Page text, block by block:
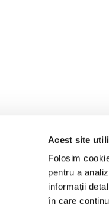
Acest site
Folosim
pentru a
informații
în care